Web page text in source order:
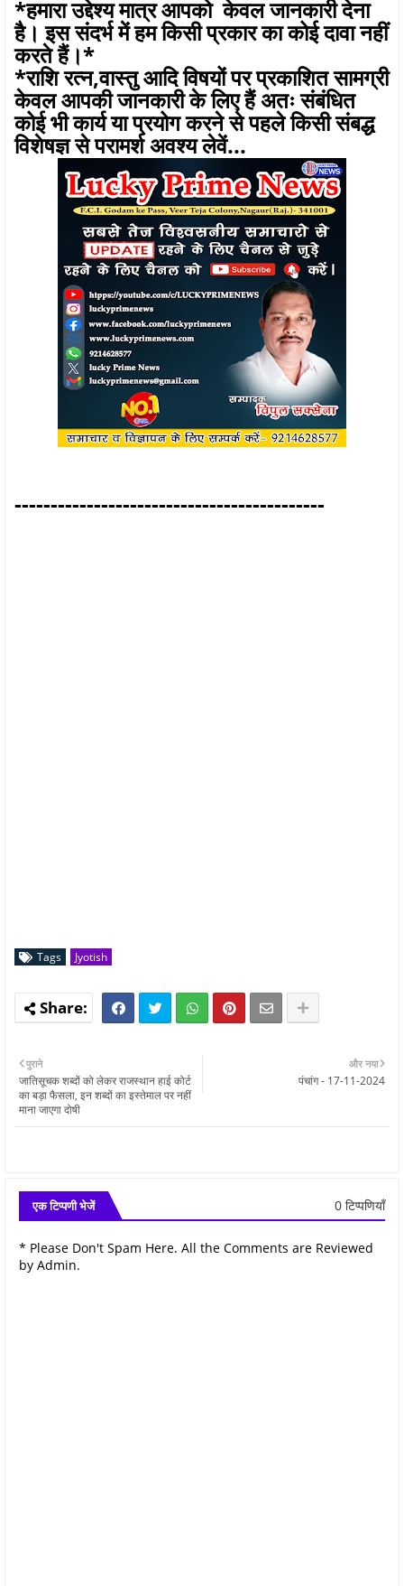
*हमारा उद्देश्य मात्र आपको केवल जानकारी देना
है। इस संदर्भ में हम किसी प्रकार का कोई दावा नहीं
करते हैं।*
*राशि रत्न,वास्तु आदि विषयों पर प्रकाशित सामग्री
केवल आपकी जानकारी के लिए हैं अतः संबंधित
कोई भी कार्य या प्रयोग करने से पहले किसी संबद्ध
विशेषज्ञ से परामर्श अवश्य लेवें...
-------------------------------------------
Tags Jyotish
और नया
पंचांग - 17-11-2024
पुराने
जातिसूचक शब्दों को लेकर राजस्थान हाई कोर्ट
का बड़ा फैसला, इन शब्दों का इस्तेमाल पर नहीं
माना जाएगा दोषी
एक टिप्पणी भेजें 0 टिप्पणियाँ
* Please Don't Spam Here. All the Comments are Reviewed
by Admin.